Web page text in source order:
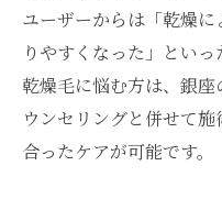
ユーザーからは「乾燥
りやすくなった」といっ
乾燥毛に悩む方は、銀
ウンセリングと併せて
合ったケアが可能です。